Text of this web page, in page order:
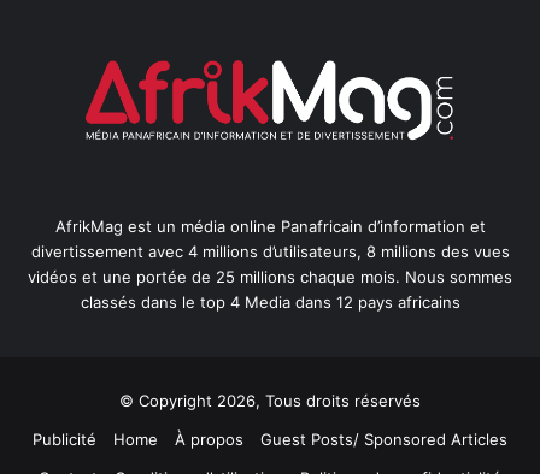
AfrikMag est un média online Panafricain d’information et
divertissement avec 4 millions d’utilisateurs, 8 millions des vues
vidéos et une portée de 25 millions chaque mois. Nous sommes
classés dans le top 4 Media dans 12 pays africains
© Copyright 2026, Tous droits réservés
Publicité
Home À propos
Guest Posts/ Sponsored Articles